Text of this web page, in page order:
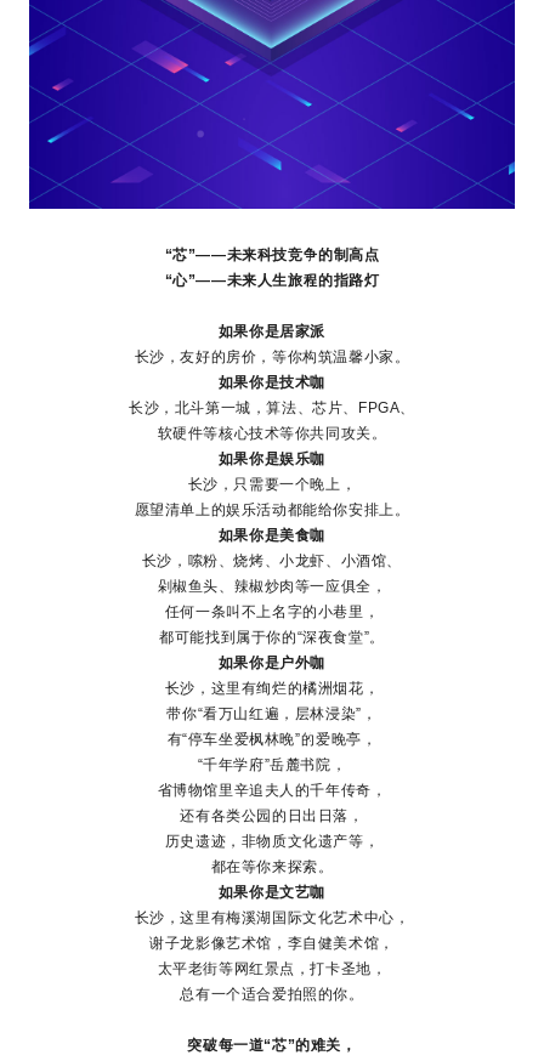
“芯”——未来科技竞争的制高点
“心”——未来人生旅程的指路灯
如果你是居家派
长沙，友好的房价，等你构筑温馨小家。
如果你是技术咖
长沙，北斗第一城，算法、芯片、FPGA、
软硬件等核心技术等你共同攻关。
如果你是娱乐咖
长沙，只需要一个晚上，
愿望清单上的娱乐活动都能给你安排上。
如果你是美食咖
长沙，嗦粉、烧烤、小龙虾、小酒馆、
剁椒鱼头、辣椒炒肉等一应俱全，
任何一条叫不上名字的小巷里，
都可能找到属于你的“深夜食堂”。
如果你是户外咖
长沙，这里有绚烂的橘洲烟花，
带你“看万山红遍，层林浸染”，
有“停车坐爱枫林晚”的爱晚亭，
“千年学府”岳麓书院，
省博物馆里辛追夫人的千年传奇，
还有各类公园的日出日落，
历史遗迹，非物质文化遗产等，
都在等你来探索。
如果你是文艺咖
长沙，这里有梅溪湖国际文化艺术中心，
谢子龙影像艺术馆，李自健美术馆，
太平老街等网红景点，打卡圣地，
总有一个适合爱拍照的你。
突破每一道“芯”的难关，